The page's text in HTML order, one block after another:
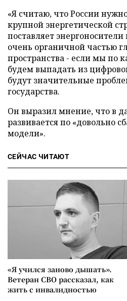
«Я считаю, что России
крупной энергетической
поставляет
очень органичной частью
пространства - если мы по
будем выпадать из
будут значительные
государства.
Он выразил мнение, что в
развивается по «довольно
модели».
СЕЙЧАС ЧИТАЮТ
«Я учился заново дышать».
Ветеран СВО рассказал, как
жить с инвалидностью